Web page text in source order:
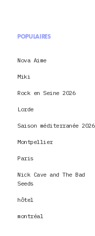
POPULAIRES
Nova Aime
Miki
Rock en Seine 2026
Lorde
Saison méditerranée 2026
Montpellier
Paris
Nick Cave and The Bad
Seeds
hôtel
montréal